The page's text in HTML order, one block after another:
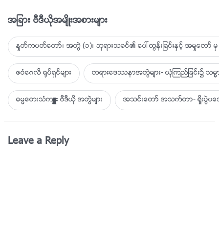
အျခား ဗီဒီယိုအမ်ိဳးအစားမ်ား
ႏႈတ္ကပတ္ေတာ္၊ အတြဲ (၁)၊ ဘုရားသခင္၏ ေပၚထြန္းျခင္းႏွင့္ အမႈေတာ္ မွ
ဧဝံေဂလိ ႐ုပ္ရွင္မ်ား တရားေဒႆနာအတြဲမ်ား- ယုံၾကည္ျခင္း၌ သမၼာတ
ဓမၼေတးသံက်ဴး ဗီဒီယို အတြဲမ်ား အသင္းေတာ္ အသက္တာ- ရႈိးပြဲ
Leave a Reply